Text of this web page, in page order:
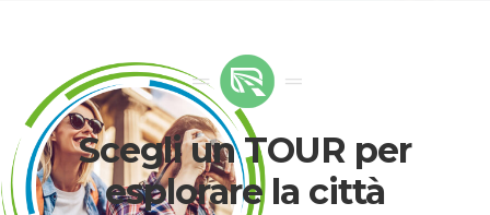
Scegli un TOUR per
esplorare la città